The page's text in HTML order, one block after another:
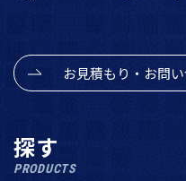
お見積もり・お問
探す
PRODUCTS